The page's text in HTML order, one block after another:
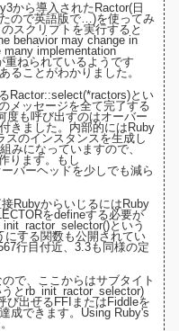
から導入されたRactor(日
ので英語版で…)を使ってみ
スクリプトを実行すると
behavior may change in
implementation
ねられているようです
ることがわかりました。
Ractor::select(*ractors)とい
メッセージを全て完了する
度も呼び出すのはオーバー
きました。内部的にはRuby
のインスタンスを生成し
みになっていますので、
ります。もし
バーヘッドを少しでも減ら
RubyからいじるにはRuby
をdefineする必要が
という
にする関数も公開されてい
行目付近 、3.3も同様の定
で、ここからはサブタイト
とrb_init_ractor_selector)
び出せるFFIまたはFiddleを
成できます。 Using Ruby's